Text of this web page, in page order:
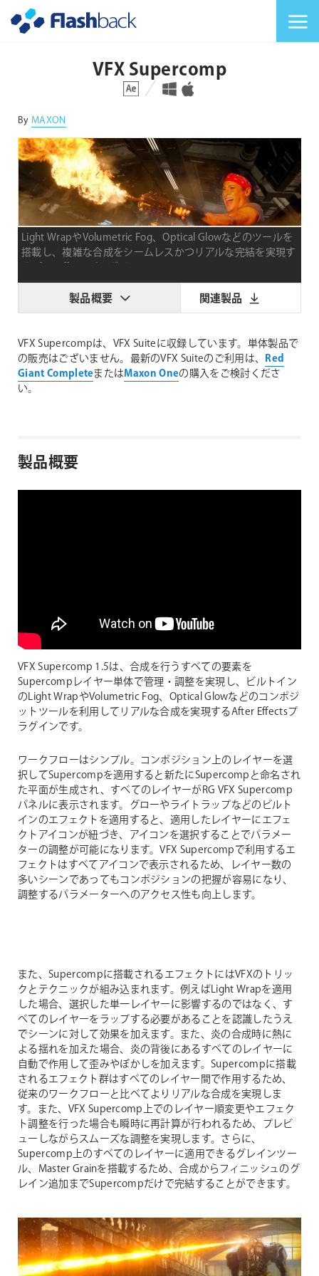
VFX Supercomp
対応プラットフォーム 対応OS
By MAXON
Light WrapやVolumetric Fog、Optical Glowなどのツールを
搭載し、複雑な合成をシームレスかつリアルな完結を実現す
製品概要 関連製品
VFX Supercompは、VFX Suiteに収録しています。単体製品で
の販売はございません。最新のVFX Suiteのご利用は、 Red
Giant CompleteまたはMaxon Oneの購入をご検討くださ
い。
製品概要
VFX Supercomp 1.5は、合成を行うすべての要素を
Supercompレイヤー単体で管理・調整を実現し、ビルトイン
のLight WrapやVolumetric Fog、Optical Glowなどのコンポジ
ットツールを利用してリアルな合成を実現するAfter Effectsプ
ラグインです。
ワークフローはシンプル。コンポジション上のレイヤーを選
択してSupercompを適用すると新たにSupercompと命名され
た平面が生成され、すべてのレイヤーがRG VFX Supercomp
パネルに表示されます。グローやライトラップなどのビルト
インのエフェクトを適用すると、適用したレイヤーにエフェ
クトアイコンが紐づき、アイコンを選択することでパラメー
ターの調整が可能になります。VFX Supercompで利用するエ
フェクトはすべてアイコンで表示されるため、レイヤー数の
多いシーンであってもコンポジションの把握が容易になり、
調整するパラメーターへのアクセス性も向上します。
また、Supercompに搭載されるエフェクトにはVFXのトリッ
クとテクニックが組み込まれます。例えばLight Wrapを適用
した場合、選択した単一レイヤーに影響するのではなく、す
べてのレイヤーをラップする必要があることを認識したうえ
でシーンに対して効果を加えます。また、炎の合成時に熱に
よる揺れを加えた場合、炎の背後にあるすべてのレイヤーに
自動で作用して歪みやぼかしを加えます。Supercompに搭載
されるエフェクト群はすべてのレイヤー間で作用するため、
従来のワークフローと比べてよりリアルな合成を実現しま
す。また、VFX Supercomp上でのレイヤー順変更やエフェク
ト調整を行った場合も瞬時に再計算が行われるため、プレビ
ューしながらスムーズな調整を実現します。さらに、
Supercomp上のすべてのレイヤーに適用できるグレインツー
ル、Master Grainを搭載するため、合成からフィニッシュのグ
レイン追加までSupercompだけで完結することができます。